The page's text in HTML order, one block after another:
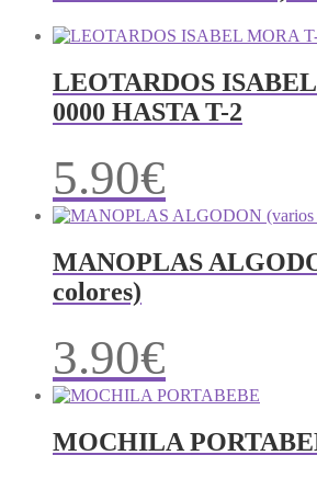
LEOTARDOS
0000 HASTA T-2
5.90€
MANOPLAS
colores)
3.90€
MOCHILA